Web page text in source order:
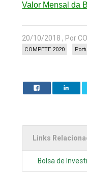
Valor Mensal da
20/10/2018 , Por
COMPETE 2020
Links
Bolsa de